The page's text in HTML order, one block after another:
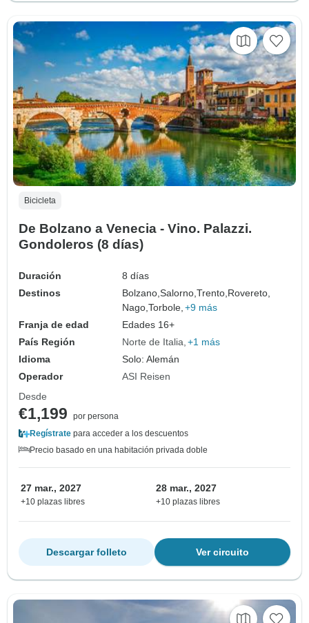
Bicicleta
De Bolzano a Venecia - Vino. Palazzi.
Gondoleros (8 días)
Duración
8 días
Destinos
Bolzano,Salorno,Trento,Rovereto,
Nago,Torbole, +9 más
Franja de edad
Edades 16+
País Región
Norte de Italia +1 más
Idioma
Solo: Alemán
Operador
ASI Reisen
Desde
€1,199
por persona
Regístrate para acceder a los descuentos
Precio basado en una habitación privada doble
27 mar., 2027
+10 plazas libres
28 mar., 2027
+10 plazas libres
Ver circuito
Descargar folleto